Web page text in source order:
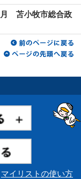
月 苫小牧市総合政
マイリストの使い方